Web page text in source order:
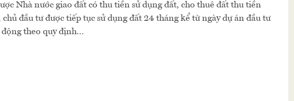
Nhà nước giao đất có thu tiền sử dụng đất, cho thuê đất thu tiền
đầu tư được tiếp tục sử dụng đất 24 tháng kể từ ngày dự án đầu tư
theo quy định...